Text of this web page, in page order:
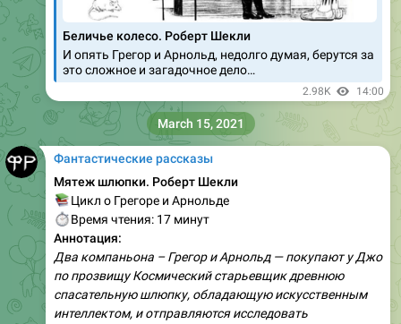
Беличье колесо. Роберт Шекли
И опять Грегор и Арнольд, недолго думая, берутся за
это сложное и загадочное дело…
2.98K 14:00
Фантастические рассказы
Мятеж шлюпки. Роберт Шекли
Цикл о Грегоре и Арнольде
Время чтения: 17 минут
Аннотация:
Два компаньона – Грегор и Арнольд — покупают у Джо
по прозвищу Космический старьевщик древнюю
спасательную шлюпку, обладающую искусственным
интеллектом, и отправляются исследовать
March 15, 2021